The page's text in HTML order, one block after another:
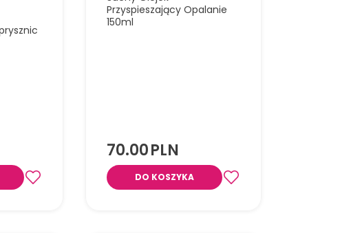
i nawilża
dzięki
Przyspieszający Opalanie
150ml
70.00PLN
DO KOSZYKA